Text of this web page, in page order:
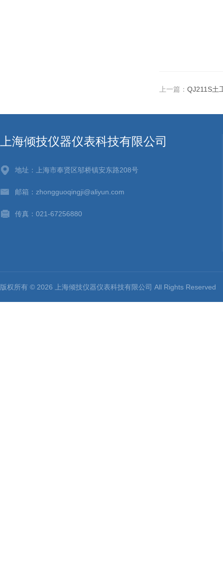
上一篇： QJ211S土
上海倾技仪器仪表科技有限公司
地址：上海市奉贤区邬桥镇安东路208号
邮箱：zhongguoqingji@aliyun.com
传真：021-67256880
版权所有 © 2026 上海倾技仪器仪表科技有限公司 All Rights